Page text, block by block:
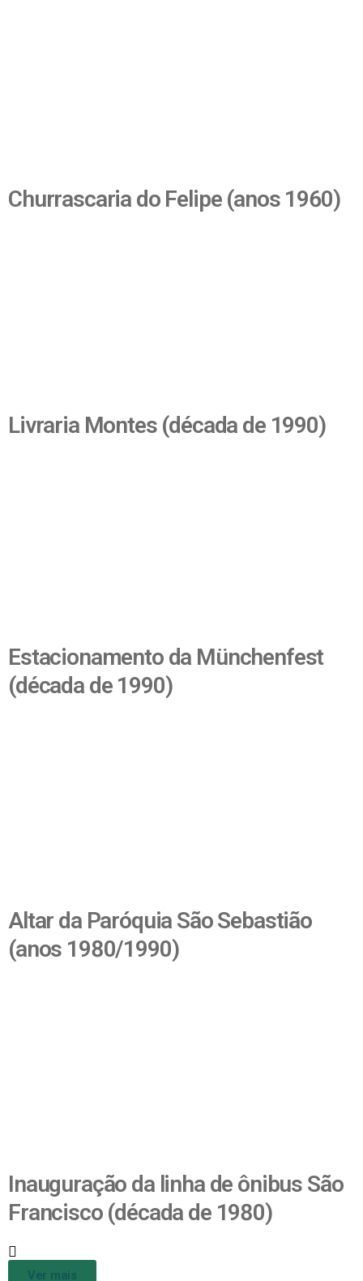
Churrascaria do Felipe (anos 1960)
Livraria Montes (década de 1990)
Estacionamento da Münchenfest
(década de 1990)
Altar da Paróquia São Sebastião
(anos 1980/1990)
Inauguração da linha de ônibus São
Francisco (década de 1980)
Ver mais